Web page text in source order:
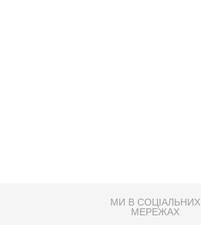
МИ В СОЦІАЛЬНИХ
МЕРЕЖАХ